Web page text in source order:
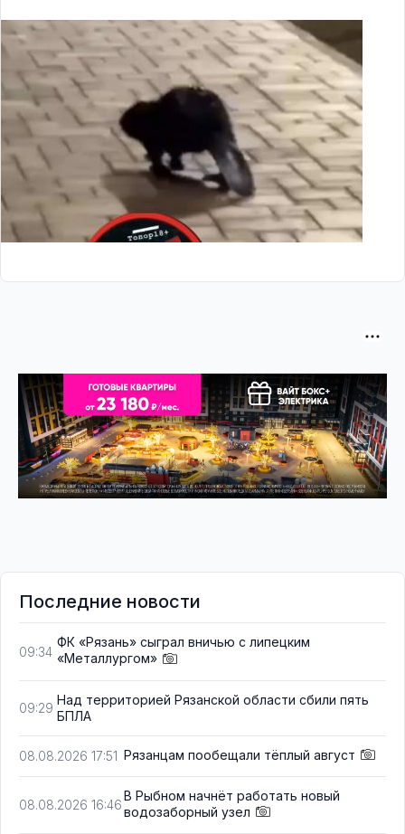
Последние новости
09:34
ФК «Рязань» сыграл вничью с липецким
«Металлургом»
09:29
Над территорией Рязанской области сбили пять
БПЛА
08.08.2026 17:51 Рязанцам пообещали тёплый август
08.08.2026 16:46
В Рыбном начнёт работать новый
водозаборный узел